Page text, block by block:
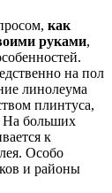
как
руками,
на пол
линолеума
плинтуса,
На больших
к
Особо
и районы